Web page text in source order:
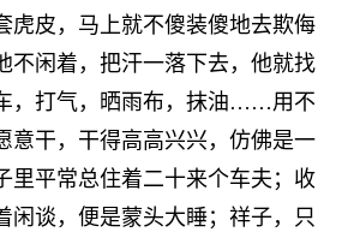
虎皮，马上就不傻装傻地去欺侮
不闲着，把汗一落下去，他就找
，打气，晒雨布，抹油……用不
意干，干得高高兴兴，仿佛是一
里平常总住着二十来个车夫；收
闲谈，便是蒙头大睡；祥子，只